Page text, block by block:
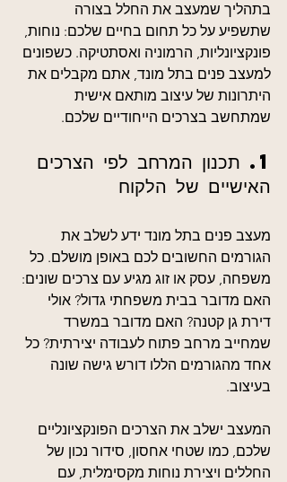
בתהליך שמעצב את החלל בצורה
שתשפיע על כל תחום בחיים שלכם: נוחות,
פונקציונליות, הרמוניה ואסתטיקה. כשפונים
למעצב פנים בתל מונד, אתם מקבלים את
היתרונות של עיצוב מותאם אישית
שמתחשב בצרכים הייחודיים שלכם.
1. תכנון המרחב לפי הצרכים
האישיים של הלקוח
מעצב פנים בתל מונד ידע לשלב את
הגורמים החשובים לכם באופן מושלם. כל
משפחה, עסק או זוג מגיע עם צרכים שונים:
האם מדובר בבית משפחתי גדול? אולי
דירת גן קטנה? האם מדובר במשרד
שמחייב מרחב פתוח לעבודה יצירתית? כל
אחד מהגורמים הללו דורש גישה שונה
בעיצוב.
המעצב ישלב את הצרכים הפונקציונליים
שלכם, כמו שטחי אחסון, סידור נכון של
החללים ויצירת נוחות מקסימלית, עם